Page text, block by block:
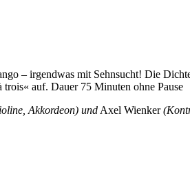
– irgendwas mit Sehnsucht! Die
auf. Dauer 75 Minuten ohne Pause
Akkordeon) undAxel Wienker